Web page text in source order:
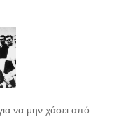
να μην χάσει από